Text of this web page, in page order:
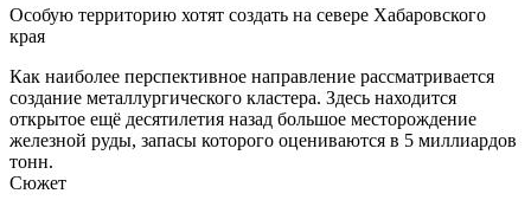
Особую территорию хотят создать на севере Хабаровского
края
Как наиболее перспективное направление рассматривается
создание металлургического кластера. Здесь находится
открытое ещё десятилетия назад большое месторождение
железной руды, запасы которого оцениваются в 5 миллиардов
тонн.
Сюжет